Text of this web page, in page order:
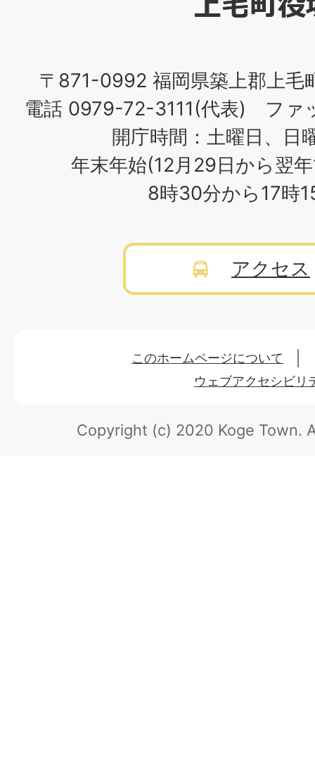
〒871-0992 福岡県築上郡上毛
電話 0979-72-3111(代表) ファ
開庁時間：土曜日、日
年末年始(12月29日から翌
8時30分から17時
アクセス
このホームページについて
ウェブアクセシビリ
Copyright (c) 2020 Koge Town.